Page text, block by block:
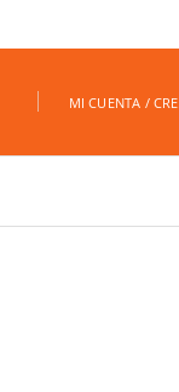
| MI CUENTA /